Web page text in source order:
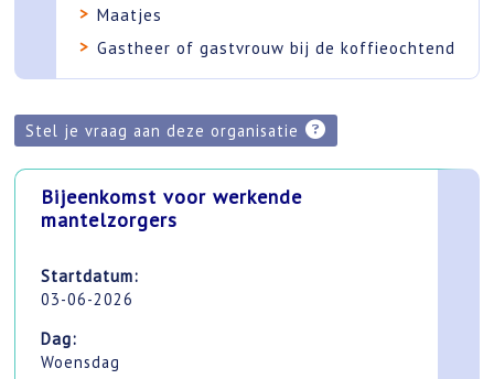
Maatjes
Gastheer of gastvrouw bij de koffieochtend
Stel je vraag aan deze organisatie
Bijeenkomst voor werkende
mantelzorgers
Startdatum:
03-06-2026
Dag:
Woensdag